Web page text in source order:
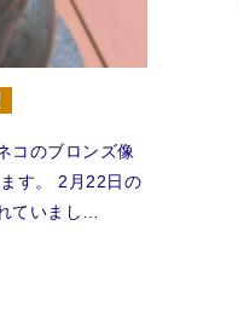
コのブロンズ像
す。 2月22日の
ていまし…